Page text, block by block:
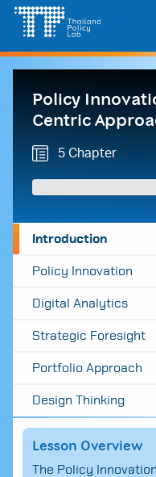
Skip
content
Search
for:
Policy
Centric
5 Chapter
Introduction
Policy Innovation
Digital Analytics
Strategic Foresight
Portfolio Approach
Design Thinking
Lesson Overview
The Policy